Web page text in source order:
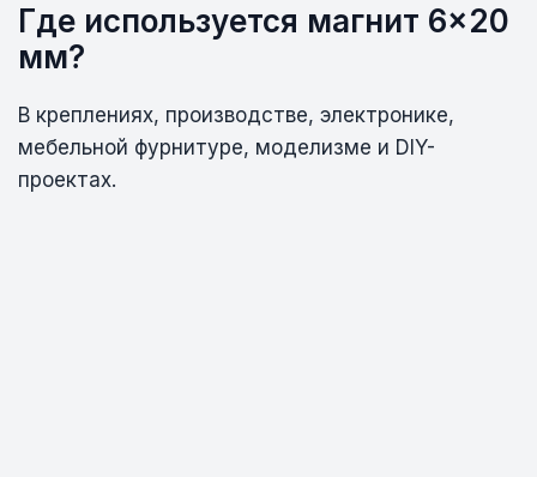
Где используется магнит 6×20
мм?
В креплениях, производстве, электронике,
мебельной фурнитуре, моделизме и DIY-
проектах.